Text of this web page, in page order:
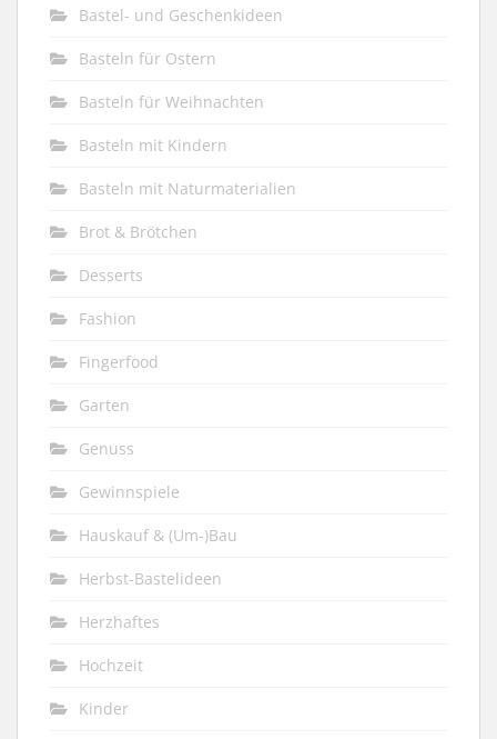
Bastel- und Geschenkideen
Basteln für Ostern
Basteln für Weihnachten
Basteln mit Kindern
Basteln mit Naturmaterialien
Brot & Brötchen
Desserts
Fashion
Fingerfood
Garten
Genuss
Gewinnspiele
Hauskauf & (Um-)Bau
Herbst-Bastelideen
Herzhaftes
Hochzeit
Kinder